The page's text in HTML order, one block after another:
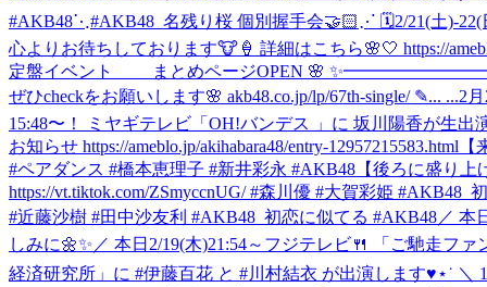
#AKB48⋱#AKB48_名残り桜 個別握手会🤝🏻⋰ 🗓️2/21(土)-22(
心よりお待ちしております🐮🍦 詳細はこちら🌸🤍 https://
定盤イベント まとめページOPEN 🌸
ぜひcheckをお願いします🌸 akb48.co.jp/lp/67th-single/ ✎... ...2
15:48〜！ ミヤギテレビ「OH!バンデス 」に 坂川陽香が生出
お知らせ https://ameblo.jp/akihabara48/entry-12957215583.html
#ペアダンス #橋本恵理子 #新井彩永 #AKB48 【後ろに盛り
https://vt.tiktok.com/ZSmyccnUG/ #森川優 #大賀彩姫 #AKB48_
#近藤沙樹 #田中沙友利 #AKB48_初恋に似てる #AKB48／ 本
しみに🌼✨ ／ 本日2/19(木)21:54～フジテレビ🍴 「ご馳走フ
経済研究所」に #伊藤百花 と #川村結衣 が出演します♥⋆˙ ＼